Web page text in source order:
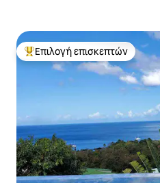
Κορυφαία επιλογή
Επιλογή επισκεπτών